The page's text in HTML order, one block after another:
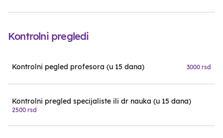
Kontrolni pregledi
Kontrolni pegled profesora (u 15 dana) 3000 rsd
Kontrolni pregled specijaliste ili dr nauka (u 15 dana)
2500 rsd